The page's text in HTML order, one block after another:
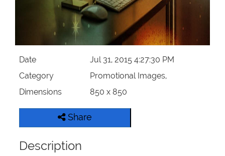
Date
Jul 31, 2015 4:27:30 PM
Category
Promotional Images,
Dimensions
850 x 850
Share
Description